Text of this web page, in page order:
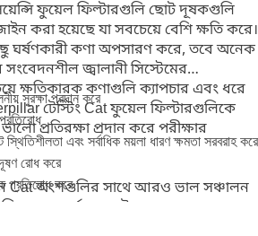
ফুয়েল ফিল্টারগুলি ছোট দূষকগুলি
করা হয়েছে যা সবচেয়ে বেশি ক্ষতি করে।
ঘর্ষণকারী কণা অপসারণ করে, তবে অনেক
জ্বালানী সিস্টেমের
ক্ষতিকারক কণাগুলি ক্যাপচার এবং ধরে
প্রতিরক্ষা প্রদান করে পরীক্ষার
Cat অংশগুলির সাথে আরও ভাল সঞ্চালন
কেবল কর্মক্ষমতা উন্নত করে না, তারা
মূল্যের দিকে পরিচালিত
সুরক্ষা প্রদান করে
এবং সর্বাধিক ময়লা ধারণ ক্ষমতা সরবরাহ করে
রোধ করে
প্রতিরোধ করে